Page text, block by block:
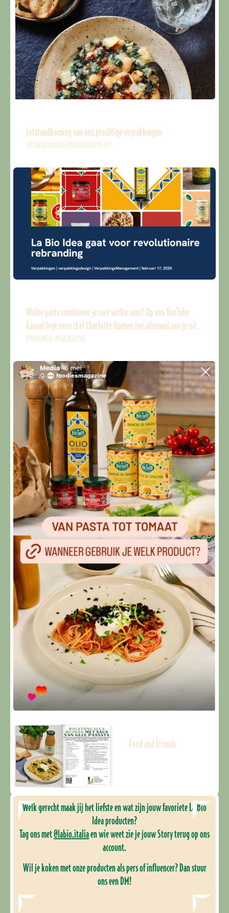
totstandkoming van ons prachtige verpakkingen
VERPAKKINGSMANAGEMENT
Welke pasta combineer je met welke saus? Op ons YouTube
kanaal legt onze chef Charlotte Hansen het allemaal aan je uit.
FOODIES MAGAZINE
Food and Friends
Welk gerecht maak jij het liefste en wat zijn jouw favoriete La Bio
Idea producten?
Tag ons met@labio.italiaen wie weet zie je jouw Story terug op ons
account.
Wil je koken met onze producten als pers of influencer? Dan stuur
ons een DM!